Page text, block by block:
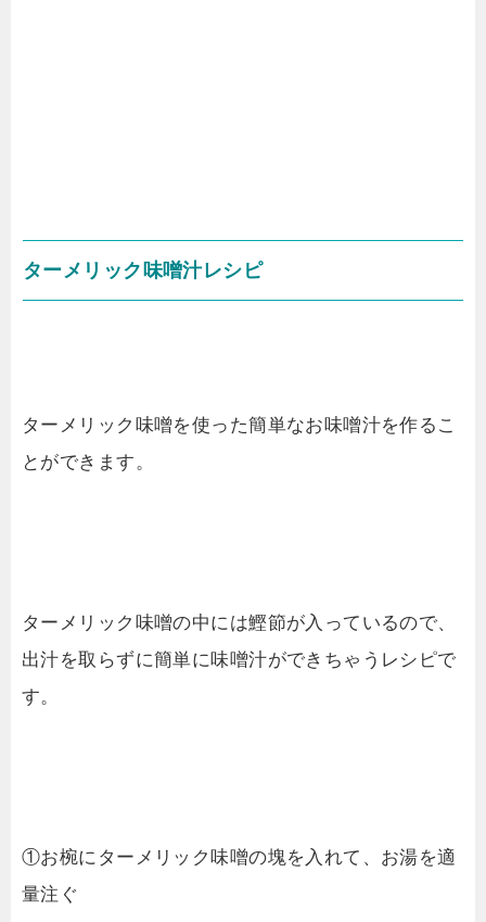
ターメリック味噌汁レシピ
ターメリック味噌を使った簡単なお味噌汁を作るこ
とができます。
ターメリック味噌の中には鰹節が入っているので、
出汁を取らずに簡単に味噌汁ができちゃうレシピで
す。
①お椀にターメリック味噌の塊を入れて、お湯を適
量注ぐ